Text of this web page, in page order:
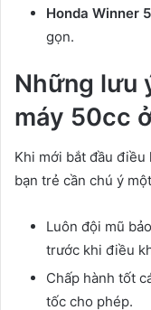
Honda Winner
gọn.
Những lưu
máy 50cc
Khi mới bắt đầu điều
bạn trẻ cần chú ý
Luôn đội mũ
trước khi điều
Chấp hành tốt
tốc cho phép.